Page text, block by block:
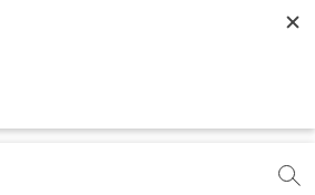
t
Oops!
CREATIVE | ADVERTISING | CAMPAIGN |